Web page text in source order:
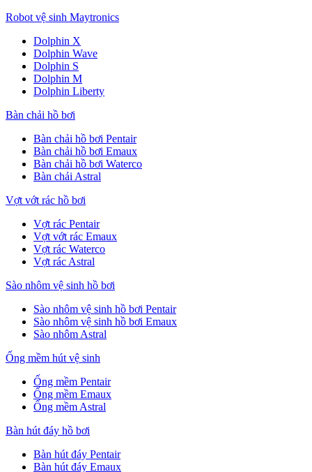
Robot vệ sinh Maytronics
Dolphin X
Dolphin Wave
Dolphin S
Dolphin M
Dolphin Liberty
Bàn chải hồ bơi
Bàn chải hồ bơi Pentair
Bàn chải hồ bơi Emaux
Bàn chải hồ bơi Waterco
Bàn chải Astral
Vợt vớt rác hồ bơi
Vợt rác Pentair
Vợt vớt rác Emaux
Vợt rác Waterco
Vợt rác Astral
Sào nhôm vệ sinh hồ bơi
Sào nhôm vệ sinh hồ bơi Pentair
Sào nhôm vệ sinh hồ bơi Emaux
Sào nhôm Astral
Ống mềm hút vệ sinh
Ống mềm Pentair
Ống mềm Emaux
Ống mềm Astral
Bàn hút đáy hồ bơi
Bàn hút đáy Pentair
Bàn hút đáy Emaux